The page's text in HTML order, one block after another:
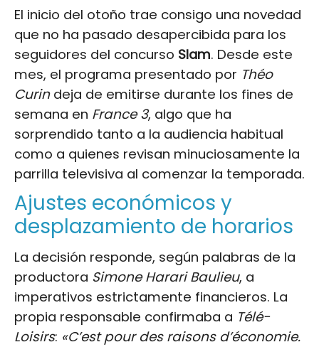
El inicio del otoño trae consigo una novedad
que no ha pasado desapercibida para los
seguidores del concurso Slam. Desde este
mes, el programa presentado por Théo
Curindeja de emitirse durante los fines de
semana en France 3, algo que ha
sorprendido tanto a la audiencia habitual
como a quienes revisan minuciosamente la
parrilla televisiva al comenzar la temporada.
Ajustes económicos y
desplazamiento de horarios
La decisión responde, según palabras de la
productora Simone Harari Baulieu, a
imperativos estrictamente financieros. La
propia responsable confirmaba a Télé-
Loisirs: «C’est pour des raisons d’économie.